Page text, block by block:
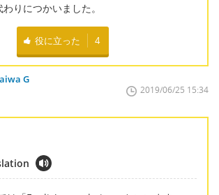
りにつかいました。
役に立った 4
G
2019/06/25 15:34